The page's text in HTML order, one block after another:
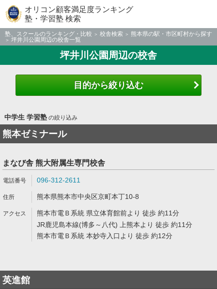
オリコン顧客満足度ランキング
塾・学習塾 検索
塾、スクールのランキング・比較 校舎検索
熊本県の駅・市区町村から探す
坪井川公園周辺の校舎一覧
坪井川公園周辺の校舎
目的から絞り込む
中学生 学習塾の絞り込み
熊本ゼミナール
まなび舎 熊大附属生専門校舎
096-312-2611
熊本県熊本市中央区京町本丁10-8
熊本市電Ｂ系統 県立体育館前より 徒歩 約11分
JR鹿児島本線(博多～八代) 上熊本より 徒歩 約11分
熊本市電Ｂ系統 本妙寺入口より 徒歩 約12分
英進館